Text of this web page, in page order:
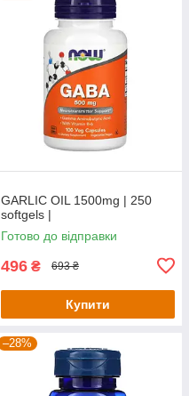
GARLIC OIL 1500mg | 250
softgels |
Готово до відправки
496 ₴ 693 ₴
Купити
–28%